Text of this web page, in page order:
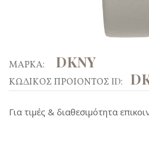
ΜΑΡΚΑ: DKNY
ΚΩΔΙΚΟΣ ΠΡΟΙΟΝΤΟΣ ID:
Για τιμές & διαθεσιμότητα